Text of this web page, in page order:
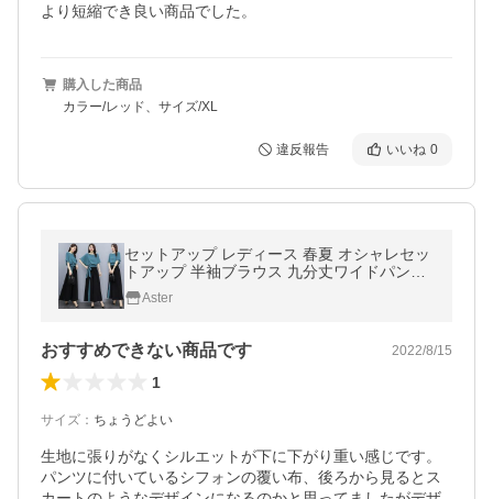
より短縮でき良い商品でした。
購入した商品
カラー/レッド、サイズ/XL
違反報告 いいね 0
セットアップ レディース 春夏 オシャレセッ
トアップ 半袖ブラウス 九分丈ワイドパンツ
シフォン上下セット 韓国風 通勤OL 30代40
代 50代大きいサイズ
Aster
おすすめできない商品です 2022/8/15
1
サイズ ： ちょうどよい
生地に張りがなくシルエットが下に下がり重い感じです。
パンツに付いているシフォンの覆い布、後ろから見るとス